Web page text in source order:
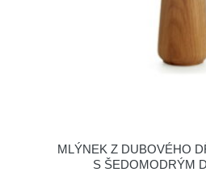
MLÝNEK Z DUBOVÉHO
S ŠEDOMODRÝM